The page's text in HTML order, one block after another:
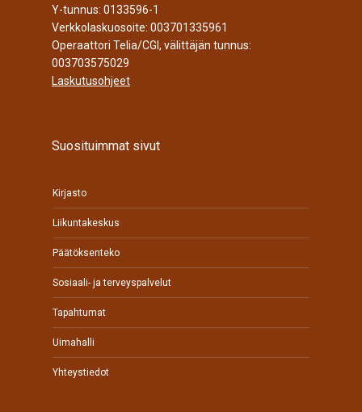
Y-tunnus: 0133596-1
Verkkolaskuosoite: 003701335961
Operaattori Telia/CGI, välittäjän tunnus:
003703575029
Laskutusohjeet
Suosituimmat sivut
Kirjasto
Liikuntakeskus
Päätöksenteko
Sosiaali- ja terveyspalvelut
Tapahtumat
Uimahalli
Yhteystiedot